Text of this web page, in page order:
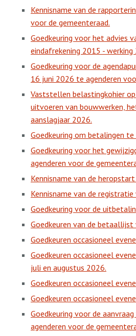
Kennisname van de
voor de gemeenteraad.
Goedkeuring voor het advies
eindafrekening 2015 -
Goedkeuring voor de
16 juni 2026 te agenderen
Vaststellen belastingkohier
uitvoeren van bouwwerken,
aanslagjaar 2026.
Goedkeuring om betalingen
Goedkeuring voor het
agenderen voor de
Kennisname van de
Kennisname van de
Goedkeuring voor de
Goedkeuren van de
Goedkeuren occasioneel
Goedkeuren occasioneel
juli en augustus 2026.
Goedkeuren occasioneel
Goedkeuren occasioneel
Goedkeuring voor de
agenderen voor de